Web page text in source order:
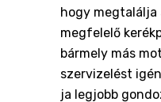
hogy megtalálja
megfelelő
bármely más
szervizelést
ja legjobb